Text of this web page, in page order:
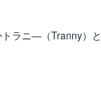
ラニ―（Tranny）と